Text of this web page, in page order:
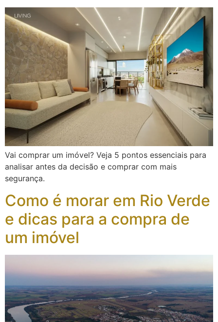
Vai comprar um imóvel? Veja 5 pontos essenciais para
analisar antes da decisão e comprar com mais
segurança.
Como é morar em Rio Verde
e dicas para a compra de
um imóvel